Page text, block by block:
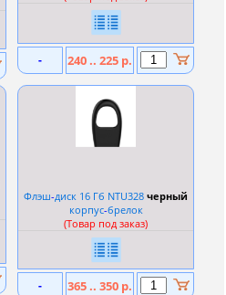
- 240 .. 225 р.
Флэш-диск 16 Гб NTU328 черный
корпус-брелок
(Товар под заказ)
- 365 .. 350 р.